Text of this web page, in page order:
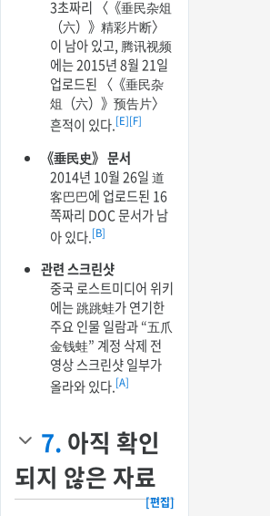
3초짜리 〈《垂民杂俎
（六）》精彩片断〉
이 남아 있고, 腾讯视频
에는 2015년 8월 21일
업로드된 〈《垂民杂
俎（六）》预告片〉
흔적이 있다.[E][F]
《垂民史》 문서
2014년 10월 26일 道
客巴巴에 업로드된 16
쪽짜리 DOC 문서가 남
아 있다.[B]
관련 스크린샷
중국 로스트미디어 위키
에는 跳跳蛙가 연기한
주요 인물 일람과 “五爪
金钱蛙” 계정 삭제 전
영상 스크린샷 일부가
올라와 있다.[A]
7. 아직 확인
되지 않은 자료
[편집]